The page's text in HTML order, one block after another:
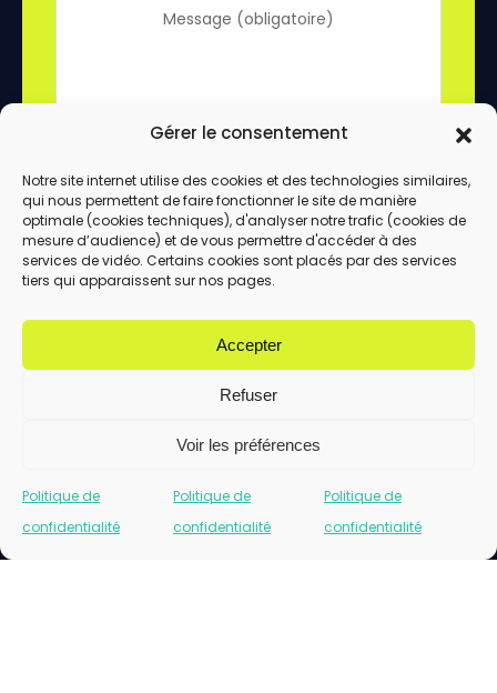
Gérer le consentement
Notre site internet utilise des cookies et des technologies similaires,
qui nous permettent de faire fonctionner le site de manière
optimale (cookies techniques), d'analyser notre trafic (cookies de
mesure d’audience) et de vous permettre d'accéder à des
services de vidéo. Certains cookies sont placés par des services
tiers qui apparaissent sur nos pages.
Accepter
Refuser
Voir les préférences
Politique de
confidentialité
Politique de
confidentialité
Politique de
confidentialité
En utilisant ce formulaire, vous acceptez le
stockage et le traitement de vos données
par ce site.